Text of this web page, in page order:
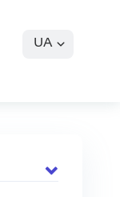
UA